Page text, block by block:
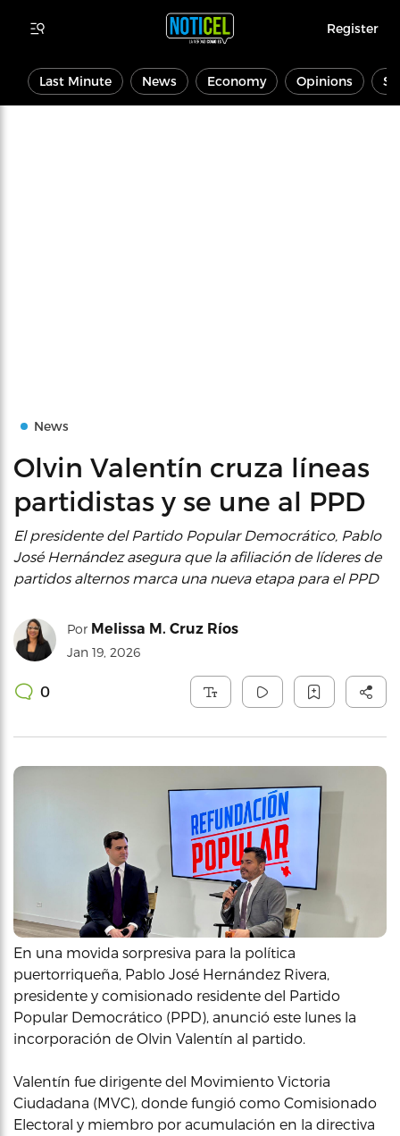
Register
Last Minute News Economy Opinions
News
Olvin Valentín cruza líneas
partidistas y se une al PPD
El presidente del Partido Popular Democrático, Pablo
José Hernández asegura que la afiliación de líderes de
partidos alternos marca una nueva etapa para el PPD
Por Melissa M. Cruz Ríos
Jan 19, 2026
0
En una movida sorpresiva para la política
puertorriqueña, Pablo José Hernández Rivera,
presidente y comisionado residente del Partido
Popular Democrático (PPD), anunció este lunes la
incorporación de Olvin Valentín al partido.
Valentín fue dirigente del Movimiento Victoria
Ciudadana (MVC), donde fungió como Comisionado
Electoral y miembro por acumulación en la directiva